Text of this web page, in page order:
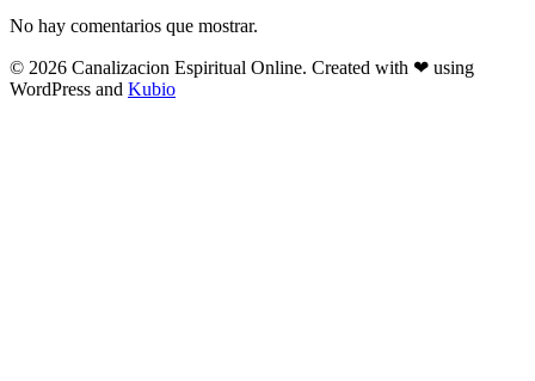
No hay comentarios que mostrar.
© 2026 Canalizacion Espiritual Online. Created with ❤ using
WordPress and Kubio